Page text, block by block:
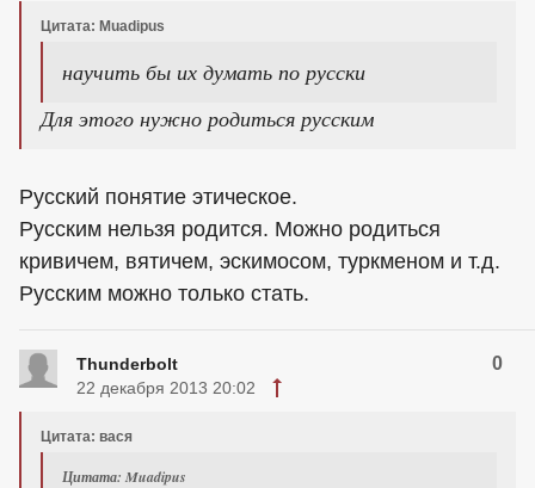
Цитата: Muadipus
научить бы их думать по русски
Для этого нужно родиться русским
Русский понятие этическое.
Русским нельзя родится. Можно родиться
кривичем, вятичем, эскимосом, туркменом и т.д.
Русским можно только стать.
Thunderbolt 0
22 декабря 2013 20:02
Цитата: вася
Цитата: Muadipus